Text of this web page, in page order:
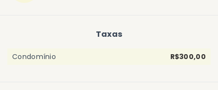
Taxas
Condomínio R$300,00